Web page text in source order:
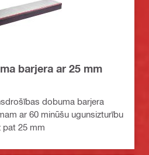
barjera ar 25 mm
dobuma barjera
ar 60 minūšu ugunsizturību
pat 25 mm